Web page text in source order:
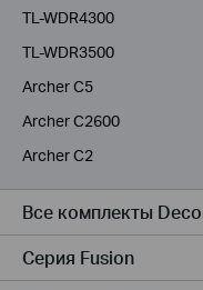
TL-WDR4300
TL-WDR3500
Archer C5
Archer C2600
Archer C2
Все комплекты Deco
Серия Fusion